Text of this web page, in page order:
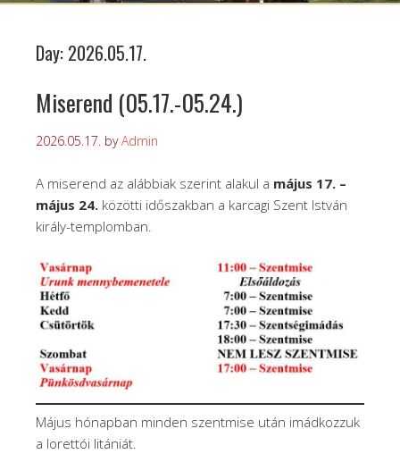
Day: 2026.05.17.
Miserend (05.17.-05.24.)
2026.05.17. byAdmin
A miserend az alábbiak szerint alakul a május 17. –
május 24. közötti időszakban a karcagi Szent István
király-templomban.
Május hónapban minden szentmise után imádkozzuk
a lorettói litániát.